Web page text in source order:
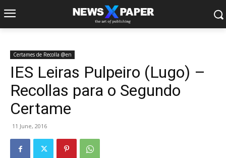
Certames de Recolla @en
IES Leiras Pulpeiro (Lugo) –
Recollas para o Segundo
Certame
11 June, 2016